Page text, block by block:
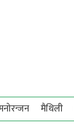
मैथिली